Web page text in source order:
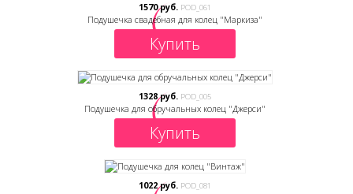
1570 руб. POD_061
Подушечка свадебная для колец "Маркиза"
Купить
1328 руб. POD_005
Подушечка для обручальных колец "Джерси"
Купить
1022 руб. POD_081